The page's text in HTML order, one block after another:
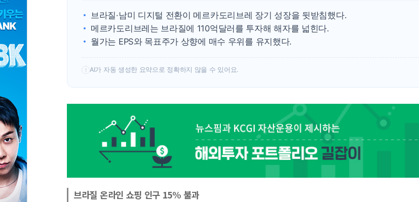
강원 중·
청양 밭
폭염에
李대통령
브라질·남미 디지털 전환이 메르카도리브레 장기 성장을 뒷받침했다.
메르카도리브레는 브라질에 110억달러를 투자해 해자를 넓힌다.
월가는 EPS와 목표주가 상향에 매수 우위를 유지했다.
! AI가 자동 생성한 요약으로 정확하지 않을 수 있어요.
브라질 온라인 쇼핑 인구 15% 불과